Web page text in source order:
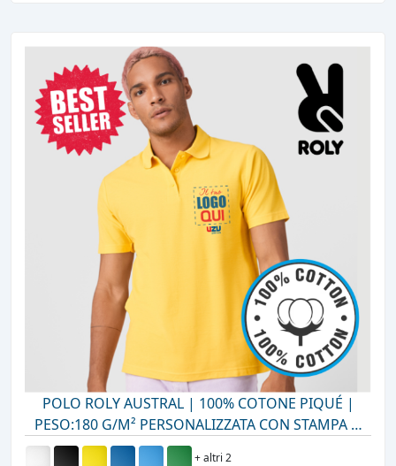
POLO ROLY AUSTRAL | 100% COTONE PIQUÉ |
PESO:180 G/M² PERSONALIZZATA CON STAMPA O
RICAMO
+ altri 2